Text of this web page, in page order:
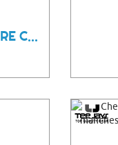
FOULARD PUBLICITAIRE COLOURS